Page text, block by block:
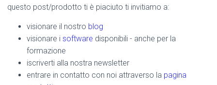
questo post/prodotto ti è piaciuto ti invitiamo a:
visionare il nostro blog
visionare i software disponibili - anche per la
formazione
iscriverti alla nostra newsletter
entrare in contatto con noi attraverso la pagina